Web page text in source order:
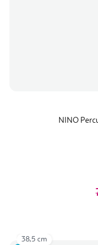
NINO
38,5 cm